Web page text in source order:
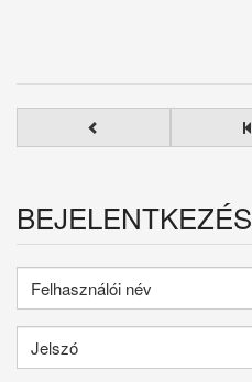
BEJELENTKEZÉS